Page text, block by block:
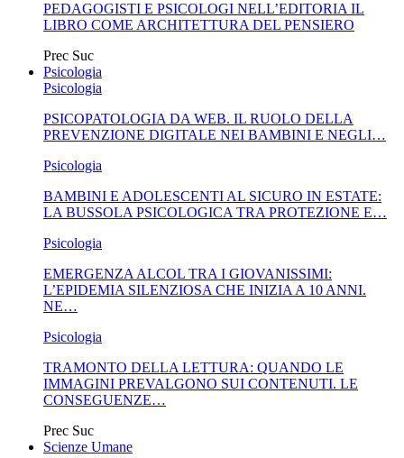
PEDAGOGISTI E PSICOLOGI NELL’EDITORIA IL
LIBRO COME ARCHITETTURA DEL PENSIERO
Prec Suc
Psicologia
Psicologia
PSICOPATOLOGIA DA WEB. IL RUOLO DELLA
PREVENZIONE DIGITALE NEI BAMBINI E NEGLI…
Psicologia
BAMBINI E ADOLESCENTI AL SICURO IN ESTATE:
LA BUSSOLA PSICOLOGICA TRA PROTEZIONE E…
Psicologia
EMERGENZA ALCOL TRA I GIOVANISSIMI:
L’EPIDEMIA SILENZIOSA CHE INIZIA A 10 ANNI.
NE…
Psicologia
TRAMONTO DELLA LETTURA: QUANDO LE
IMMAGINI PREVALGONO SUI CONTENUTI. LE
CONSEGUENZE…
Prec Suc
Scienze Umane